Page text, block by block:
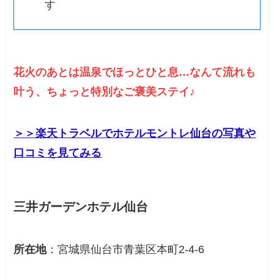
す
花火のあとは温泉でほっとひと息…なんて流れも
叶う、ちょっと特別なご褒美ステイ♪
＞＞楽天トラベルでホテルモントレ仙台の写真や
口コミを見てみる
三井ガーデンホテル仙台
所在地：宮城県仙台市青葉区本町2-4-6